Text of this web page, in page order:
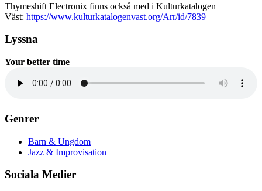
Thymeshift Electronix finns också med i Kulturkatalogen
Väst: https://www.kulturkatalogenvast.org/Arr/id/7839
Lyssna
Your better time
Genrer
Barn & Ungdom
Jazz & Improvisation
Sociala Medier